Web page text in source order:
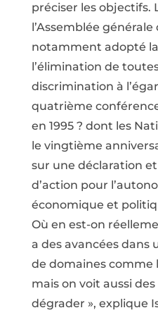
préciser les objectifs.
l’Assemblée générale
notamment adopté
l’élimination de
discrimination à
quatrième
en 1995 ? dont les
le vingtième
sur une déclaration
d’action pour
économique et
Où en est-on
a des avancées dans
de domaines comme
mais on voit aussi
dégrader », explique